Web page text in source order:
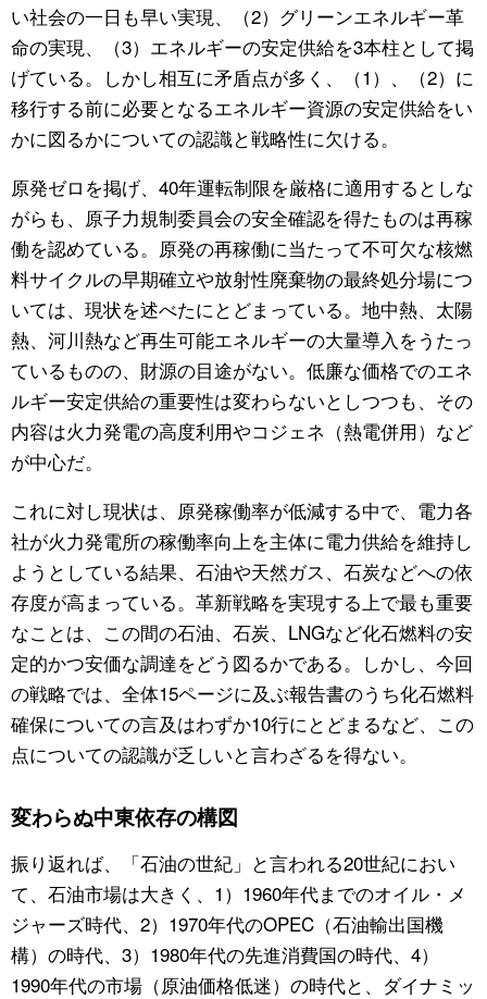
い社会の一日も早い実現、（2）グリーンエネルギー革
命の実現、（3）エネルギーの安定供給を3本柱として掲
げている。しかし相互に矛盾点が多く、（1）、（2）に
移行する前に必要となるエネルギー資源の安定供給をい
かに図るかについての認識と戦略性に欠ける。
原発ゼロを掲げ、40年運転制限を厳格に適用するとしな
がらも、原子力規制委員会の安全確認を得たものは再稼
働を認めている。原発の再稼働に当たって不可欠な核燃
料サイクルの早期確立や放射性廃棄物の最終処分場につ
いては、現状を述べたにとどまっている。地中熱、太陽
熱、河川熱など再生可能エネルギーの大量導入をうたっ
ているものの、財源の目途がない。低廉な価格でのエネ
ルギー安定供給の重要性は変わらないとしつつも、その
内容は火力発電の高度利用やコジェネ（熱電併用）など
が中心だ。
これに対し現状は、原発稼働率が低減する中で、電力各
社が火力発電所の稼働率向上を主体に電力供給を維持し
ようとしている結果、石油や天然ガス、石炭などへの依
存度が高まっている。革新戦略を実現する上で最も重要
なことは、この間の石油、石炭、LNGなど化石燃料の安
定的かつ安価な調達をどう図るかである。しかし、今回
の戦略では、全体15ページに及ぶ報告書のうち化石燃料
確保についての言及はわずか10行にとどまるなど、この
点についての認識が乏しいと言わざるを得ない。
変わらぬ中東依存の構図
振り返れば、「石油の世紀」と言われる20世紀におい
て、石油市場は大きく、1）1960年代までのオイル・メ
ジャーズ時代、2）1970年代のOPEC（石油輸出国機
構）の時代、3）1980年代の先進消費国の時代、4）
1990年代の市場（原油価格低迷）の時代と、ダイナミッ